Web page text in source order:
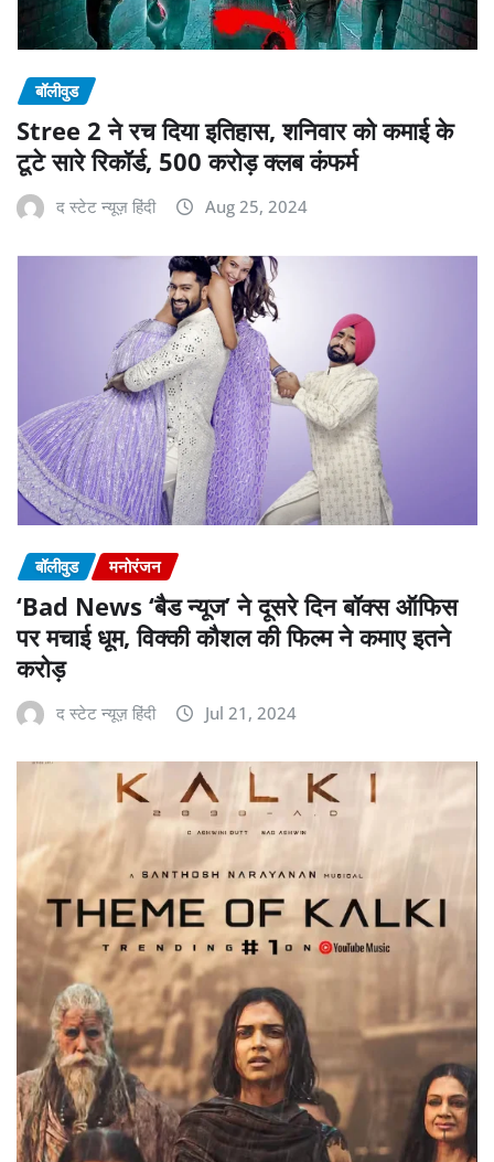
बॉलीवुड
Stree 2 ने रच दिया इतिहास, शनिवार को कमाई के
टूटे सारे रिकॉर्ड, 500 करोड़ क्लब कंफर्म
द स्टेट न्यूज़ हिंदी Aug 25, 2024
बॉलीवुड मनोरंजन
‘Bad News ‘बैड न्यूज’ ने दूसरे दिन बॉक्स ऑफिस
पर मचाई धूम, विक्की कौशल की फिल्म ने कमाए इतने
करोड़
द स्टेट न्यूज़ हिंदी Jul 21, 2024